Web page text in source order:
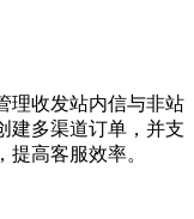
理收发站内信与非站
建多渠道订单，并支
高客服效率。